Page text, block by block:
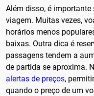
Além disso, é
viagem. Muitas vezes,
horários menos
baixas. Outra dica é
passagens tendem a
de partida se aproxima.
alertas de preços,
quando o preço de um